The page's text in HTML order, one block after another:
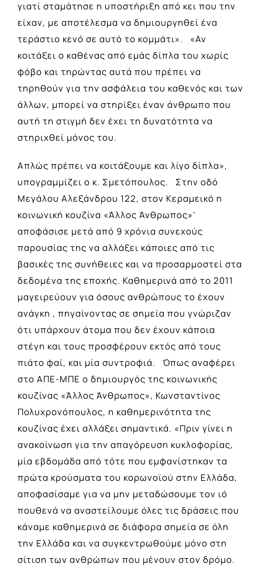
γιατί σταμάτησε η υποστήριξη από κει που την
είχαν, με αποτέλεσμα να δημιουργηθεί ένα
τεράστιο κενό σε αυτό το κομμάτι». «Αν
κοιτάξει ο καθένας από εμάς δίπλα του χωρίς
φόβο και τηρώντας αυτά που πρέπει να
τηρηθούν για την ασφάλεια του καθενός και των
άλλων, μπορεί να στηρίξει έναν άνθρωπο που
αυτή τη στιγμή δεν έχει τη δυνατότητα να
στηριχθεί μόνος του.
Απλώς πρέπει να κοιτάξουμε και λίγο δίπλα»,
υπογραμμίζει ο κ. Σμετόπουλος. Στην οδό
Μεγάλου Αλεξάνδρου 122, στον Κεραμεικό η
κοινωνική κουζίνα «Άλλος Άνθρωπος»’
αποφάσισε μετά από 9 χρόνια συνεχούς
παρουσίας της να αλλάξει κάποιες από τις
βασικές της συνήθειες και να προσαρμοστεί στα
δεδομένα της εποχής. Καθημερινά από το 2011
μαγειρεύουν για όσους ανθρώπους το έχουν
ανάγκη , πηγαίνοντας σε σημεία που γνώριζαν
ότι υπάρχουν άτομα που δεν έχουν κάποια
στέγη και τους προσφέρουν εκτός από τους
πιάτο φαί, και μία συντροφιά. Όπως αναφέρει
στο ΑΠΕ-ΜΠΕ ο δημιουργός της κοινωνικής
κουζίνας «Άλλος Άνθρωπος», Κωνσταντίνος
Πολυχρονόπουλος, η καθημερινότητα της
κουζίνας έχει αλλάξει σημαντικά. «Πριν γίνει η
ανακοίνωση για την απαγόρευση κυκλοφορίας,
μία εβδομάδα από τότε που εμφανίστηκαν τα
πρώτα κρούσματα του κορωνοϊού στην Ελλάδα,
αποφασίσαμε για να μην μεταδώσουμε τον ιό
πουθενά να αναστείλουμε όλες τις δράσεις που
κάναμε καθημερινά σε διάφορα σημεία σε όλη
την Ελλάδα και να συγκεντρωθούμε μόνο στη
σίτιση των ανθρώπων που μένουν στον δρόμο.